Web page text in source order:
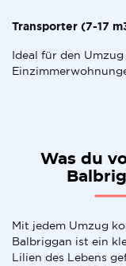
Transporter (7-17
Ideal für den
Was du
Mit jedem Umzug
Balbriggan ist ein
Lilien des Lebens